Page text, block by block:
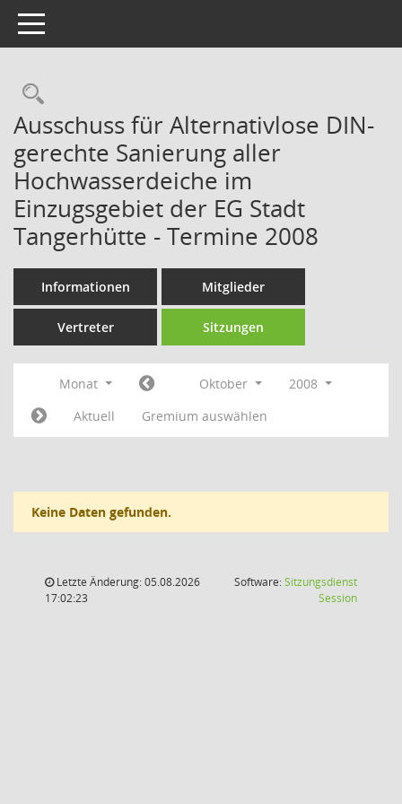
Toggle navigation
Rechercheauswahl
Ausschuss für Alternativlose DIN-
gerechte Sanierung aller
Hochwasserdeiche im
Einzugsgebiet der EG Stadt
Tangerhütte - Termine 2008
Informationen Mitglieder
Vertreter Sitzungen
Monat Oktober
2008
Aktuell
Gremium auswählen
Keine Daten gefunden.
Letzte Änderung: 05.08.2026
17:02:23
Software:Sitzungsdienst
Session(Wird in